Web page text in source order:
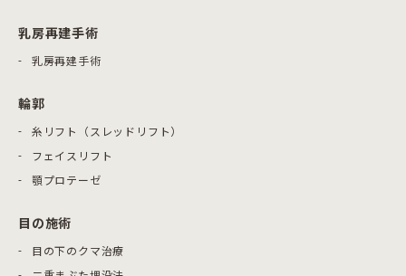
乳房再建手術
乳房再建手術
輪郭
糸リフト（スレッドリフト）
フェイスリフト
顎プロテーゼ
目の施術
目の下のクマ治療